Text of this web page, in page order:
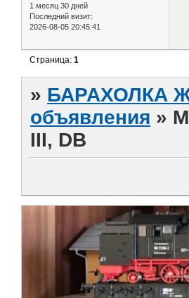
1 месяц 30 дней
Последний визит:
2026-08-05 20:45:41
Страница:1
» БАРАХОЛКА
объявления »
III, DB